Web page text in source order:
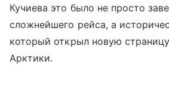
Кучиева это было не просто
сложнейшего рейса, а
который открыл новую
Арктики.